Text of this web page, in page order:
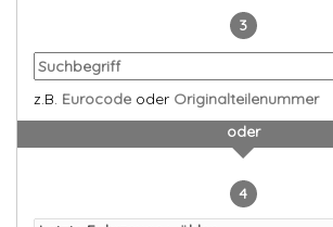
3
z.B. Eurocode oder Originalteilenummer
oder
4